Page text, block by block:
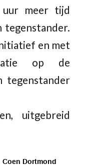
meer tijd
tegenstander.
en met
op de
tegenstander
uitgebreid